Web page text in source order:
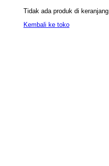
Tidak ada produk di keranjang.
Kembali ke toko